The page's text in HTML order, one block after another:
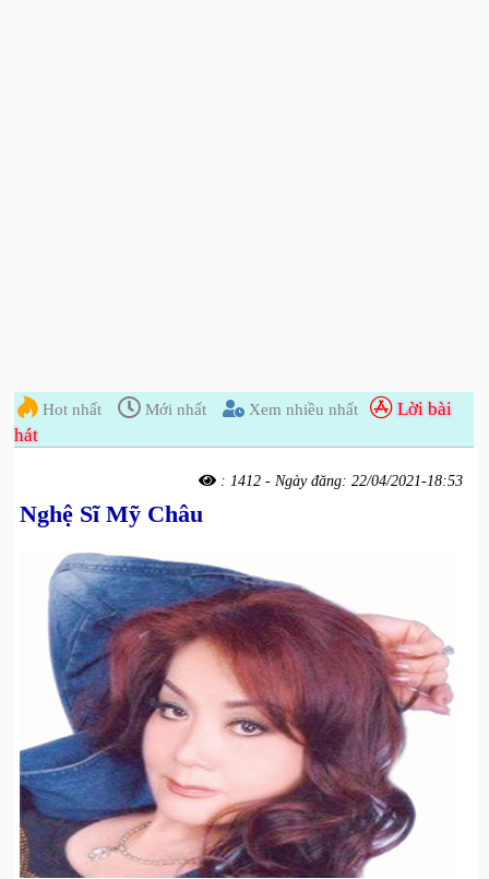
Hot nhất Mới nhất Xem nhiều nhất
Lời bài
hát
: 1412 - Ngày đăng: 22/04/2021-18:53
Nghệ Sĩ Mỹ Châu